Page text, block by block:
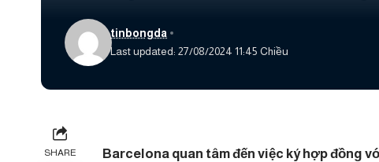
Last updated: 27/08/2024 11:45 Chiều
tinbongda
SHARE
Barcelona quan tâm đến việc ký hợp đồng